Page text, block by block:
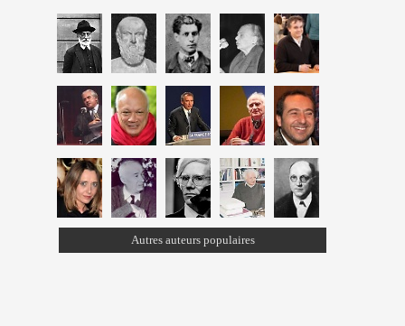
Autres auteurs populaires